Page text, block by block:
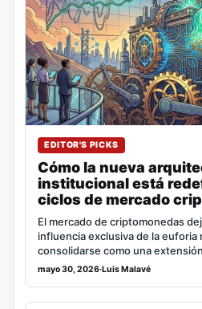
EDITOR'S PICKS
Cómo la nueva
institucional está
ciclos de mercado
El mercado de criptomonedas
influencia exclusiva de la euforia
consolidarse como una
mayo 30, 2026·Luis Malavé